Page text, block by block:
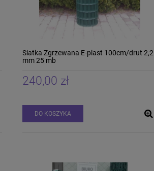
Siatka Zgrzewana E-plast 100cm/drut 2,2
mm 25 mb
240,00 zł
DO KOSZYKA